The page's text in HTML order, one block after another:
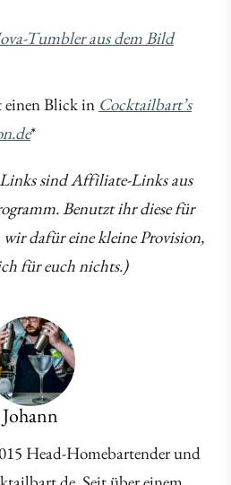
Tumbler aus dem Bild
Blick in Cocktailbart’s
*
sind Affiliate-Links aus
Benutzt ihr diese für
dafür eine kleine Provision,
für euch nichts.)
Johann
Head-Homebartender und